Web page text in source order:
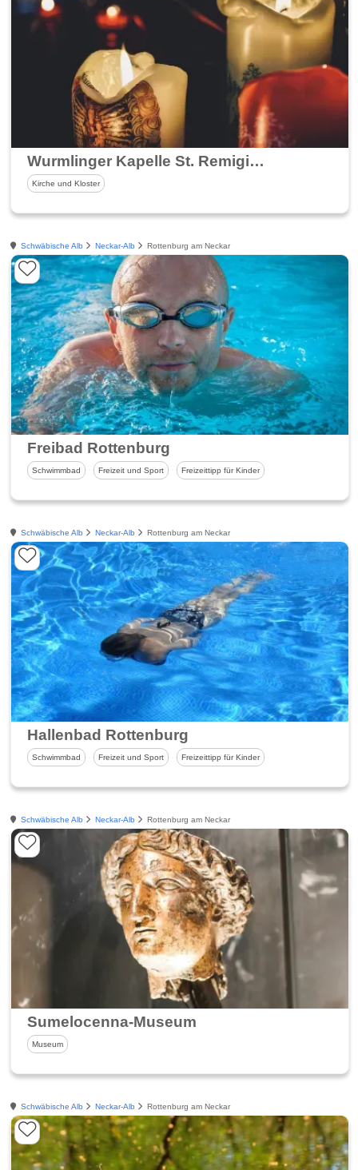
Wurmlinger Kapelle St. Remigius
Kirche und Kloster
Schwäbische Alb Neckar-Alb Rottenburg am Neckar
Freibad Rottenburg
Schwimmbad Freizeit und Sport Freizeittipp für Kinder
Schwäbische Alb Neckar-Alb Rottenburg am Neckar
Hallenbad Rottenburg
Schwimmbad Freizeit und Sport Freizeittipp für Kinder
Schwäbische Alb Neckar-Alb Rottenburg am Neckar
Sumelocenna-Museum
Museum
Schwäbische Alb Neckar-Alb Rottenburg am Neckar